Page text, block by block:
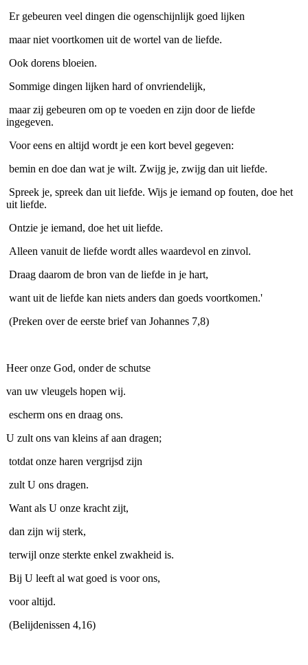
Er gebeuren veel dingen die ogenschijnlijk goed lijken
maar niet voortkomen uit de wortel van de liefde.
Ook dorens bloeien.
Sommige dingen lijken hard of onvriendelijk,
maar zij gebeuren om op te voeden en zijn door de liefde
ingegeven.
Voor eens en altijd wordt je een kort bevel gegeven:
bemin en doe dan wat je wilt. Zwijg je, zwijg dan uit liefde.
Spreek je, spreek dan uit liefde. Wijs je iemand op fouten, doe het
uit liefde.
Ontzie je iemand, doe het uit liefde.
Alleen vanuit de liefde wordt alles waardevol en zinvol.
Draag daarom de bron van de liefde in je hart,
want uit de liefde kan niets anders dan goeds voortkomen.'
(Preken over de eerste brief van Johannes 7,8)
Heer onze God, onder de schutse
van uw vleugels hopen wij.
escherm ons en draag ons.
U zult ons van kleins af aan dragen;
totdat onze haren vergrijsd zijn
zult U ons dragen.
Want als U onze kracht zijt,
dan zijn wij sterk,
terwijl onze sterkte enkel zwakheid is.
Bij U leeft al wat goed is voor ons,
voor altijd.
(Belijdenissen 4,16)